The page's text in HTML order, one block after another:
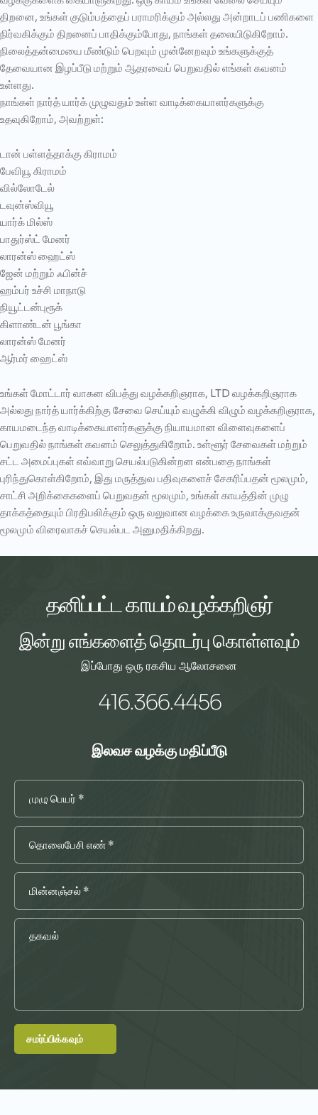
திறனை, உங்கள் குடும்பத்தைப் பராமரிக்கும் அல்லது அன்றாடப் பணிகளை
நிர்வகிக்கும் திறனைப் பாதிக்கும்போது, ​​நாங்கள் தலையிடுகிறோம்.
நிலைத்தன்மையை மீண்டும் பெறவும் முன்னேறவும் உங்களுக்குத்
தேவையான இழப்பீடு மற்றும் ஆதரவைப் பெறுவதில் எங்கள் கவனம்
உள்ளது.
நாங்கள் நார்த் யார்க் முழுவதும் உள்ள வாடிக்கையாளர்களுக்கு
உதவுகிறோம், அவற்றுள்:
டான் பள்ளத்தாக்கு கிராமம்
பேவியூ கிராமம்
வில்லோடேல்
டவுன்ஸ்வியூ
யார்க் மில்ஸ்
பாதுர்ஸ்ட் மேனர்
லாரன்ஸ் ஹைட்ஸ்
ஜேன் மற்றும் ஃபின்ச்
ஹம்பர் உச்சி மாநாடு
நியூட்டன்புரூக்
கிளாண்டன் பூங்கா
லாரன்ஸ் மேனர்
ஆர்மர் ஹைட்ஸ்
உங்கள் மோட்டார் வாகன விபத்து வழக்கறிஞராக, LTD வழக்கறிஞராக
அல்லது நார்த் யார்க்கிற்கு சேவை செய்யும் வழுக்கி விழும் வழக்கறிஞராக,
காயமடைந்த வாடிக்கையாளர்களுக்கு நியாயமான விளைவுகளைப்
பெறுவதில் நாங்கள் கவனம் செலுத்துகிறோம். உள்ளூர் சேவைகள் மற்றும்
சட்ட அமைப்புகள் எவ்வாறு செயல்படுகின்றன என்பதை நாங்கள்
புரிந்துகொள்கிறோம், இது மருத்துவ பதிவுகளைச் சேகரிப்பதன் மூலமும்,
சாட்சி அறிக்கைகளைப் பெறுவதன் மூலமும், உங்கள் காயத்தின் முழு
தாக்கத்தையும் பிரதிபலிக்கும் ஒரு வலுவான வழக்கை உருவாக்குவதன்
மூலமும் விரைவாகச் செயல்பட அனுமதிக்கிறது.
தனிப்பட்ட காயம் வழக்கறிஞர்
இன்று எங்களைத் தொடர்பு கொள்ளவும்
இப்போது ஒரு ரகசிய ஆலோசனை
416.366.4456
இலவச வழக்கு மதிப்பீடு